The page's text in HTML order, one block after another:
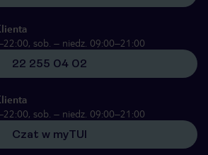
sob. – niedz. 09:00–21:00
22 255 04 02
sob. – niedz. 09:00–21:00
Czat w myTUI